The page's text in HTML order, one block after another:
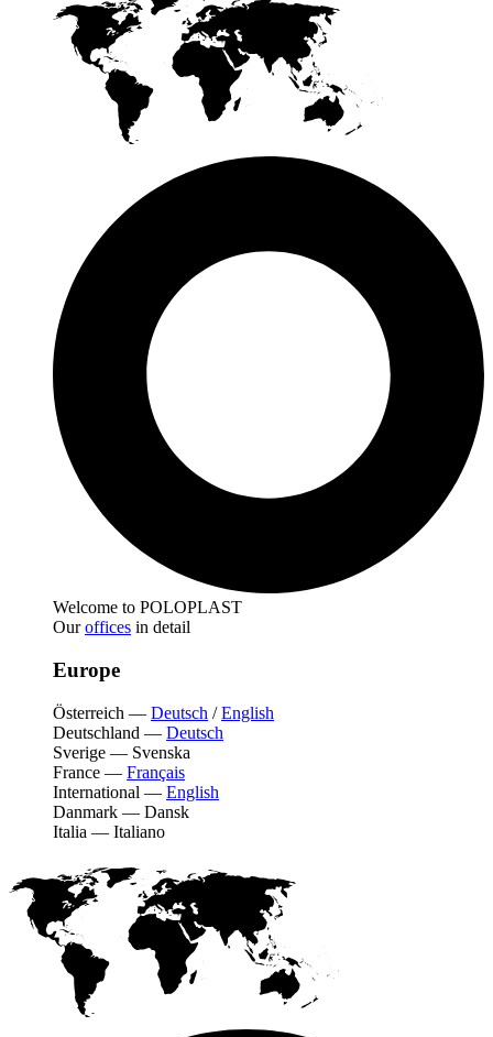
Welcome to POLOPLAST
Ouroffices in detail
Europe
Österreich — Deutsch /English
Deutschland — Deutsch
Sverige — Svenska
France — Français
International — English
Danmark — Dansk
Italia — Italiano